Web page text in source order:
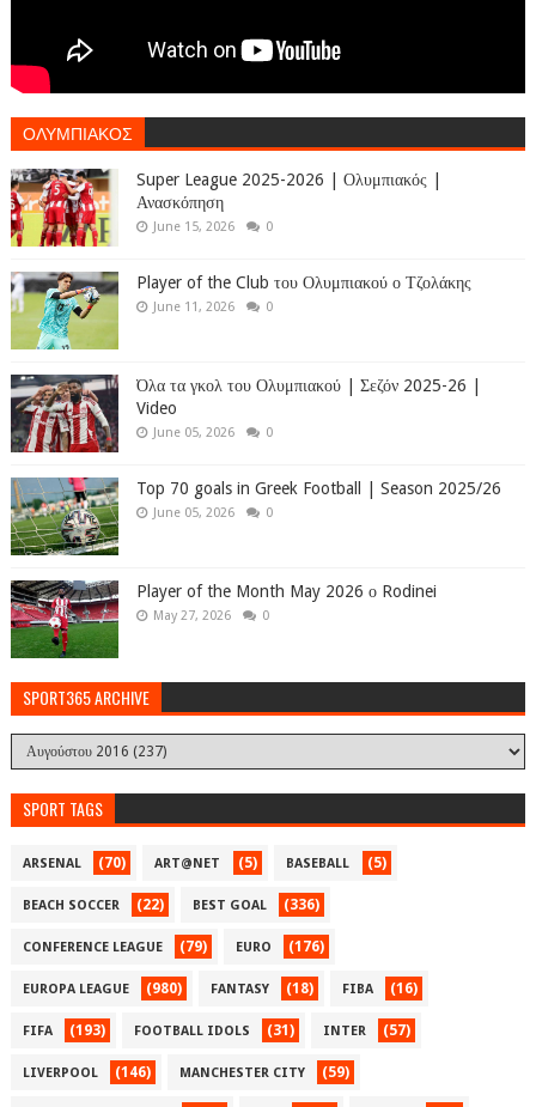
ΟΛΥΜΠΙΑΚΟΣ
Super League 2025-2026 | Ολυμπιακός |
Ανασκόπηση
June 15, 2026 0
Player of the Club του Ολυμπιακού ο Τζολάκης
June 11, 2026 0
Όλα τα γκολ του Ολυμπιακού | Σεζόν 2025-26 |
Video
June 05, 2026 0
Top 70 goals in Greek Football | Season 2025/26
June 05, 2026 0
Player of the Month May 2026 ο Rodinei
May 27, 2026 0
SPORT365 ARCHIVE
SPORT TAGS
ARSENAL (70) ART@NET (5) BASEBALL (5)
BEACH SOCCER (22) BEST GOAL (336)
CONFERENCE LEAGUE (79) EURO (176)
EUROPA LEAGUE (980) FANTASY (18) FIBA (16)
FIFA (193) FOOTBALL IDOLS (31) INTER (57)
LIVERPOOL (146) MANCHESTER CITY (59)